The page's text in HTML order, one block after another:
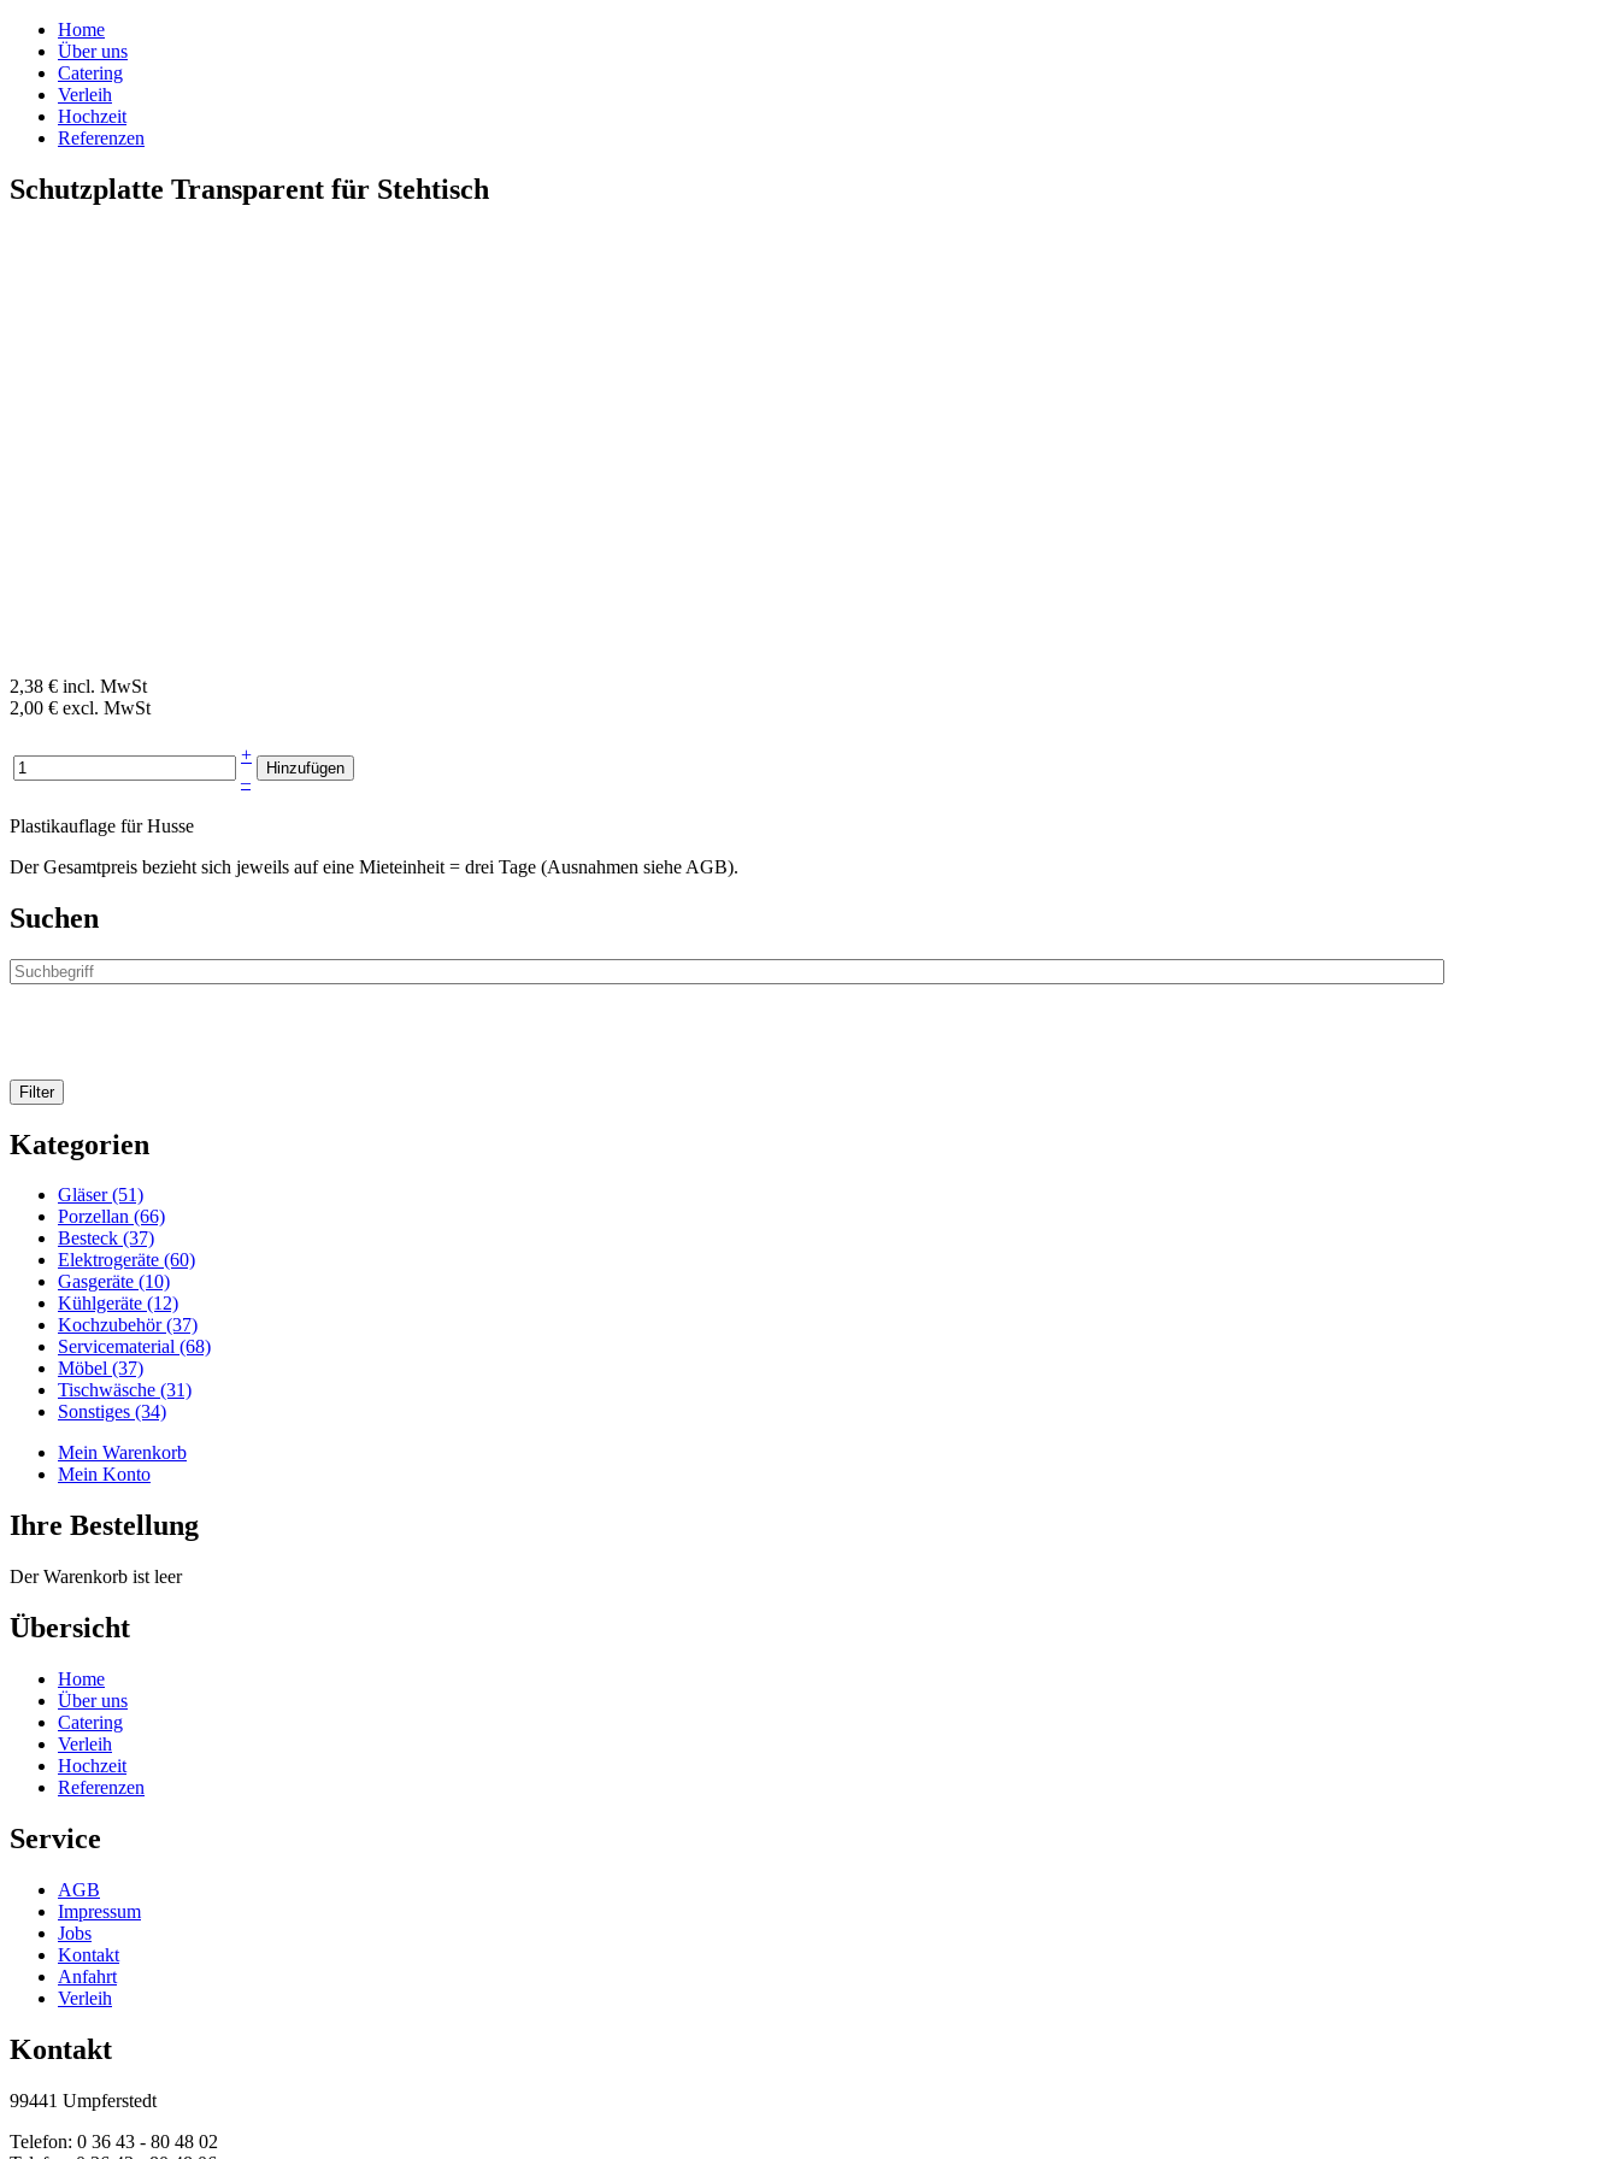
Home
Über uns
Catering
Verleih
Hochzeit
Referenzen
Schutzplatte Transparent für Stehtisch
2,38 € incl. MwSt
2,00 € excl. MwSt
+
–
Plastikauflage für Husse
Der Gesamtpreis bezieht sich jeweils auf eine Mieteinheit = drei Tage (Ausnahmen siehe AGB).
Suchen
Kategorien
Gläser (51)
Porzellan (66)
Besteck (37)
Elektrogeräte (60)
Gasgeräte (10)
Kühlgeräte (12)
Kochzubehör (37)
Servicematerial (68)
Möbel (37)
Tischwäsche (31)
Sonstiges (34)
Mein Warenkorb
Mein Konto
Ihre Bestellung
Der Warenkorb ist leer
Übersicht
Home
Über uns
Catering
Verleih
Hochzeit
Referenzen
Service
AGB
Impressum
Jobs
Kontakt
Anfahrt
Verleih
Kontakt
99441 Umpferstedt
Telefon: 0 36 43 - 80 48 02